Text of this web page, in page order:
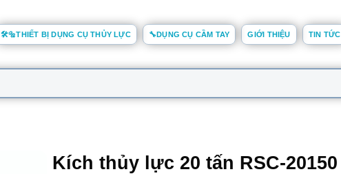
🛠️🔩THIẾT BỊ DỤNG CỤ THỦY LỰC 🔧DỤNG CỤ CẦM TAY GIỚI THIỆU TIN TỨC
Kích thủy lực 20 tấn RSC-20150